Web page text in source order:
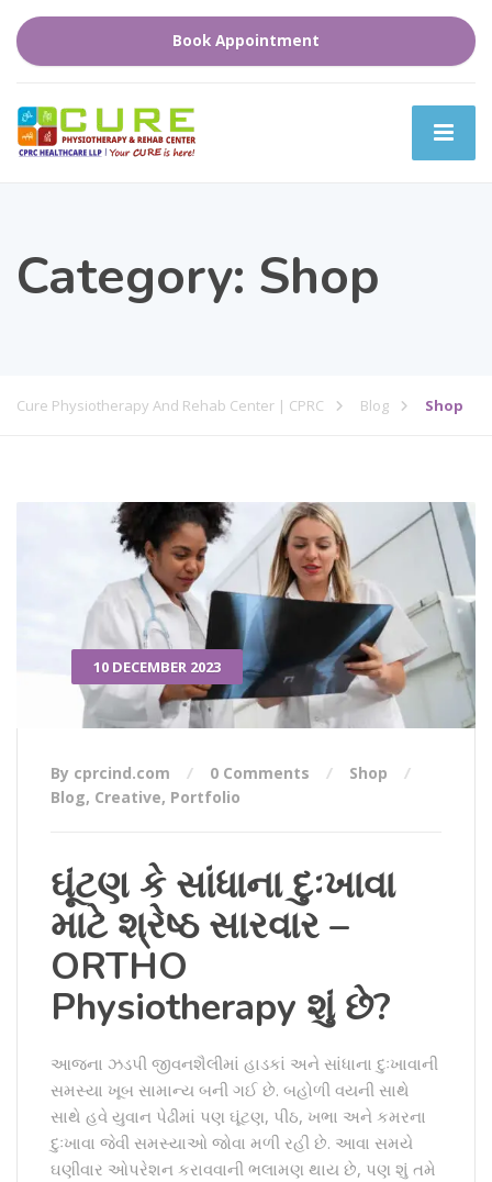
Book Appointment
Category: Shop
Cure Physiotherapy And Rehab Center | CPRC Blog Shop
10 DECEMBER 2023
By cprcind.com 0 Comments
Shop
Blog, Creative, Portfolio
ઘૂંટણ કે સાંધાના દુઃખાવા
માટે શ્રેષ્ઠ સારવાર –
ORTHO
Physiotherapy શું છે?
આજના ઝડપી જીવનશૈલીમાં હાડકાં અને સાંધાના દુઃખાવાની
સમસ્યા ખૂબ સામાન્ય બની ગઈ છે. બહોળી વયની સાથે
સાથે હવે યુવાન પેઢીમાં પણ ઘૂંટણ, પીઠ, ખભા અને કમરના
દુઃખાવા જેવી સમસ્યાઓ જોવા મળી રહી છે. આવા સમયે
ઘણીવાર ઓપરેશન કરાવવાની ભલામણ થાય છે, પણ શું તમે